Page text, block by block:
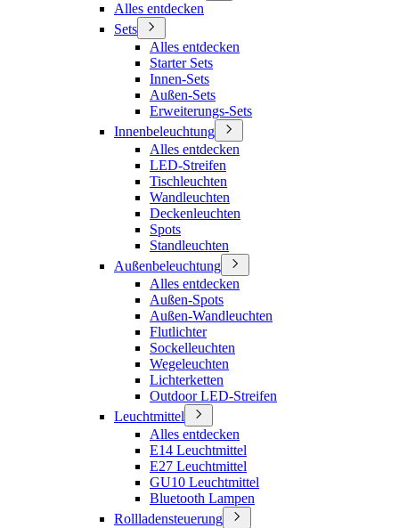
Alles entdecken
Sets
Alles entdecken
Starter Sets
Innen-Sets
Außen-Sets
Erweiterungs-Sets
Innenbeleuchtung
Alles entdecken
LED-Streifen
Tischleuchten
Wandleuchten
Deckenleuchten
Spots
Standleuchten
Außenbeleuchtung
Alles entdecken
Außen-Spots
Außen-Wandleuchten
Flutlichter
Sockelleuchten
Wegeleuchten
Lichterketten
Outdoor LED-Streifen
Leuchtmittel
Alles entdecken
E14 Leuchtmittel
E27 Leuchtmittel
GU10 Leuchtmittel
Bluetooth Lampen
Rollladensteuerung